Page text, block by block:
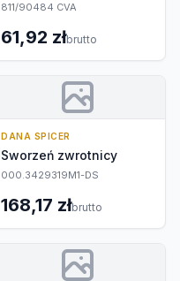
811/90484 CVA
61,92 złbrutto
DANA SPICER
Sworzeń zwrotnicy
000.3429319M1-DS
168,17 złbrutto